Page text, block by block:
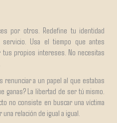
por otros. Redefine tu identidad
Usa el tiempo que antes
tus propios intereses. No necesitas
renunciar a un papel al que estabas
ganas? La libertad de ser tú mismo.
no consiste en buscar una víctima
relación de igual a igual.